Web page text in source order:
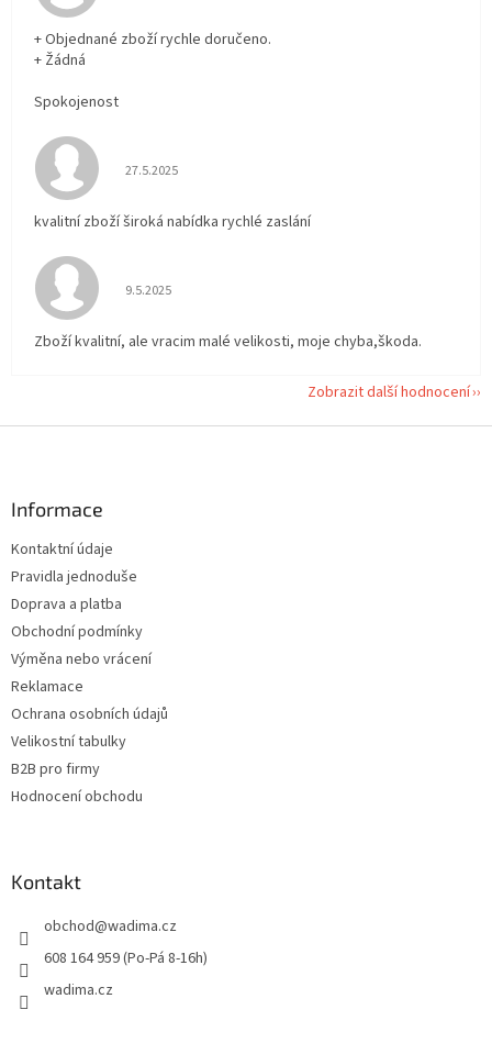
+ Objednané zboží rychle doručeno.
+ Žádná
Spokojenost
Hodnocení obchodu je 5 z 5 hvězdiček.
27.5.2025
kvalitní zboží široká nabídka rychlé zaslání
Hodnocení obchodu je 5 z 5 hvězdiček.
9.5.2025
Zboží kvalitní, ale vracim malé velikosti, moje chyba,škoda.
Zobrazit další hodnocení
Informace
Kontaktní údaje
Pravidla jednoduše
Doprava a platba
Obchodní podmínky
Výměna nebo vrácení
Reklamace
Ochrana osobních údajů
Velikostní tabulky
B2B pro firmy
Hodnocení obchodu
Kontakt
obchod@wadima.cz
608 164 959 (Po-Pá 8-16h)
wadima.cz